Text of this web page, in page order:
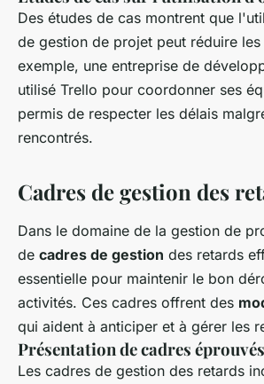
Des études de cas montrent que
de gestion de projet peut réduire
exemple, une entreprise de
utilisé Trello pour coordonner ses
permis de respecter les délais
rencontrés.
Cadres de gestion des
Dans le domaine de la gestion de
de cadres de gestion des retards
essentielle pour maintenir le bon
activités. Ces cadres offrent des
qui aident à anticiper et à gérer les
Présentation de cadres éprouvés
Les cadres de gestion des retards